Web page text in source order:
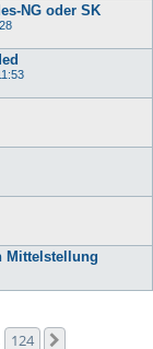
NG oder SK
Mittelstellung
124